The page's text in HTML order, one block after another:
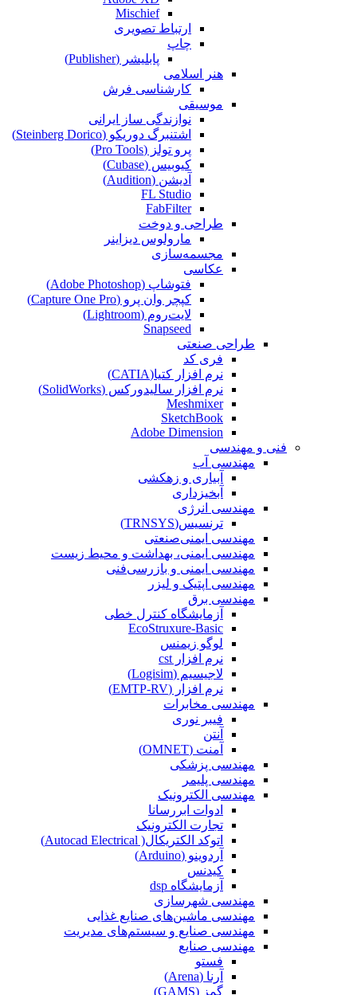
Mischief
ارتباط تصویری
چاپ
پابلیشر (Publisher)
هنر اسلامی
کارشناسی فرش
موسیقی
نوازندگی ساز ایرانی
اشتنبرگ دوریکو (Steinberg Dorico)
پرو تولز (Pro Tools)
کیوبیس (Cubase‎)
آدیشن (Audition)
FL Studio
FabFilter
طراحی و دوخت
مارولوس دیزاینر
مجسمه‌سازی‌
عکاسی
فتوشاپ (Adobe Photoshop)
کپچر وان پرو (Capture One Pro)
لایت‌روم (Lightroom)
Snapseed
طراحی صنعتی
فری کد
نرم افزار کتیا(CATIA)
نرم افزار سالیدورکس (SolidWorks)
Meshmixer
SketchBook
Adobe Dimension
فنی و مهندسی
مهندسی آب
آبیاری و زهکشی
آبخیزداری
مهندسی انرژی
ترنسیس(TRNSYS)
مهندسی ایمنی‌صنعتی
مهندسی ایمنی، بهداشت و محیط زیست
مهندسی ایمنی‌ و‌ بازرسی‌فنی
مهندسی اپتیک و لیزر
مهندسی برق
آزمایشگاه کنترل خطی
EcoStruxure-Basic
لوگو زیمنس
نرم افزار cst
لاجیسیم (Logisim)
نرم افزار (EMTP-RV)
مهندسی مخابرات
فیبر نوری
آنتن
آمنت (OMNET)
مهندسی پزشکی
مهندسی پلیمر
مهندسی الکترونیک
ادوات ابررسانا
تجارت الکترونیک
اتوکد الکتریکال( Autocad Electrical)
آردوینو (Arduino)
کیدنس
آزمایشگاه dsp
مهندسی شهرسازی
مهندسی ماشین‌های صنایع غذایی
مهندسی صنایع و سیستم‌های مدیریت
مهندسی صنایع
فستو
آرنا (Arena)
گمز (GAMS)